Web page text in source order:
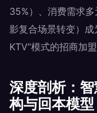
35%）、消费需求
影复合场景转变）
KTV”模式的招商加
深度剖析：
构与回本模型